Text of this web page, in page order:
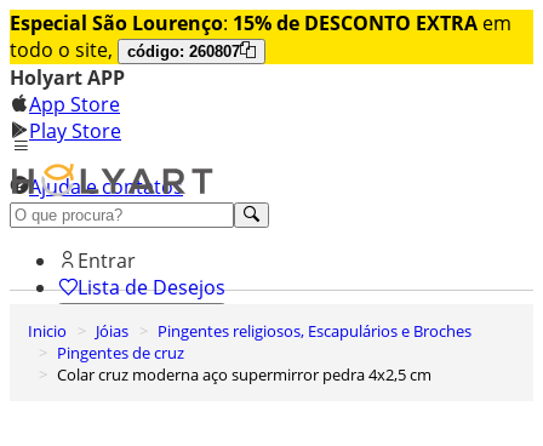
Especial São Lourenço: 15% de DESCONTO EXTRA em
todo o site,
código: 260807
Holyart APP
App Store
Play Store
Ajuda e contatos
Conheça premium
Entrar
Lista de Desejos
0
Carrinho de Compras
Inicio Jóias
Pingentes religiosos, Escapulários e Broches
Pingentes de cruz
Colar cruz moderna aço supermirror pedra 4x2,5 cm